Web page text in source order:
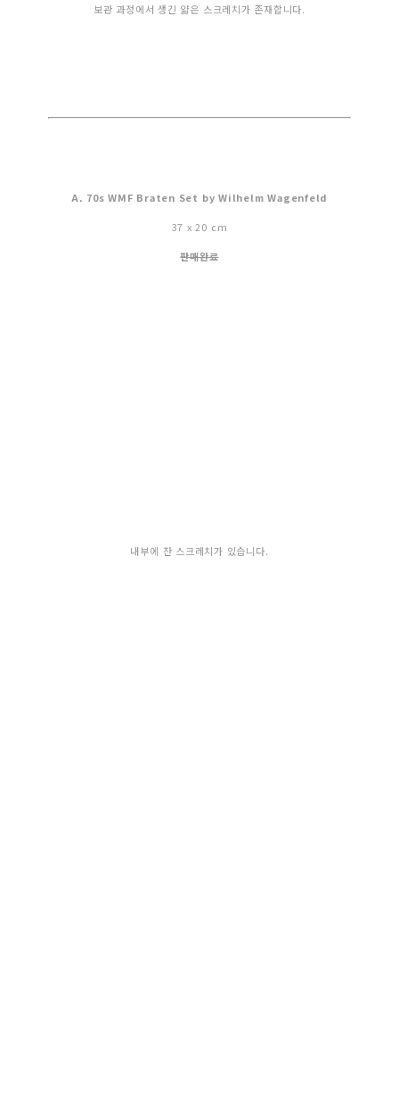
보관 과정에서 생긴 얇은 스크레치가 존재합니다.
A. 70s WMF Braten Set by Wilhelm Wagenfeld
37 x 20 cm
판매완료
내부에 잔 스크레치가 있습니다.